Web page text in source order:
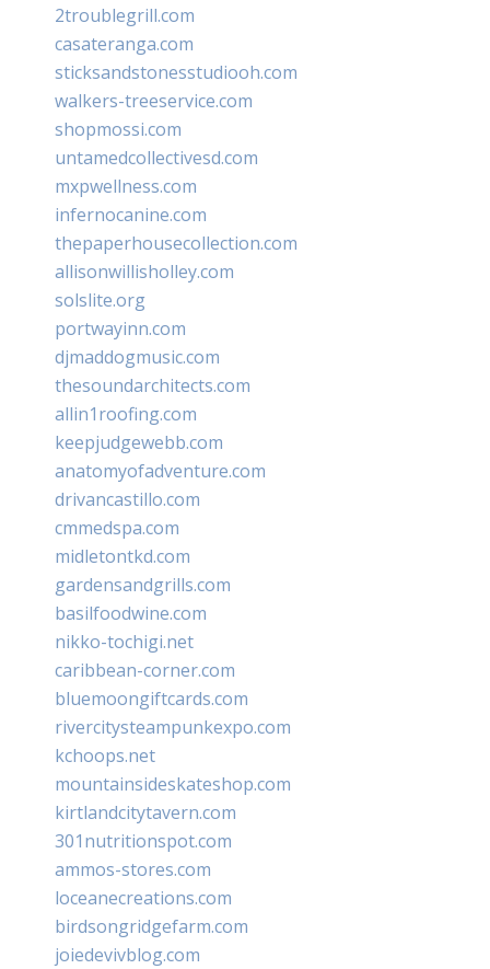
2troublegrill.com
casateranga.com
sticksandstonesstudiooh.com
walkers-treeservice.com
shopmossi.com
untamedcollectivesd.com
mxpwellness.com
infernocanine.com
thepaperhousecollection.com
allisonwillisholley.com
solslite.org
portwayinn.com
djmaddogmusic.com
thesoundarchitects.com
allin1roofing.com
keepjudgewebb.com
anatomyofadventure.com
drivancastillo.com
cmmedspa.com
midletontkd.com
gardensandgrills.com
basilfoodwine.com
nikko-tochigi.net
caribbean-corner.com
bluemoongiftcards.com
rivercitysteampunkexpo.com
kchoops.net
mountainsideskateshop.com
kirtlandcitytavern.com
301nutritionspot.com
ammos-stores.com
loceanecreations.com
birdsongridgefarm.com
joiedevivblog.com